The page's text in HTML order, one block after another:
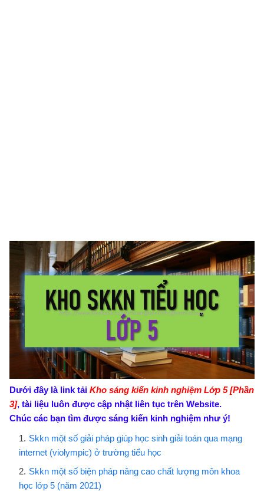
Dưới đây là link tải Kho sáng kiến kinh nghiệm Lớp 5 [Phần
3], tài liệu luôn được cập nhật liên tục trên Website.
Chúc các bạn tìm được sáng kiến kinh nghiệm như ý!
Skkn một số giải pháp giúp học sinh giải toán qua mạng
internet (violympic) ở trường tiểu học
Skkn một số biện pháp nâng cao chất lượng môn khoa
học lớp 5 (năm 2021)